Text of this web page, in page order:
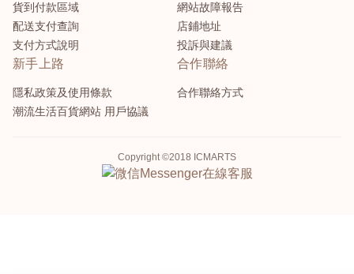
貨到付款區域
配送支付查詢
支付方式說明
網站故障報告
店鋪地址
投訴與建議
新手上路
隱私政策及使用條款
潮流生活百貨網站 用戶協議
合作聯絡
合作聯絡方式
Copyright ©2018 ICMARTS
Messenger在線客服